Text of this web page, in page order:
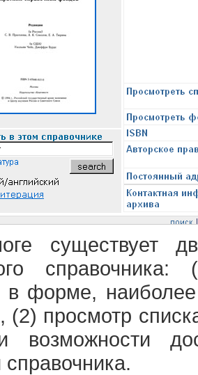
существует
в форме,
(2) просмотр
возможности
справочника.